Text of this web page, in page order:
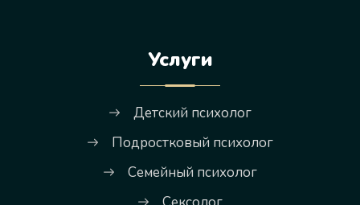
Услуги
Детский психолог
Подростковый психолог
Семейный психолог